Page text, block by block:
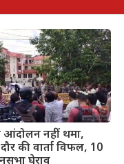
आंदोलन नहीं थमा,
की वार्ता विफल, 10